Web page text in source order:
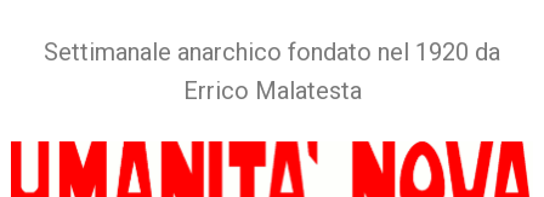
Settimanale anarchico fondato nel 1920 da
Errico Malatesta